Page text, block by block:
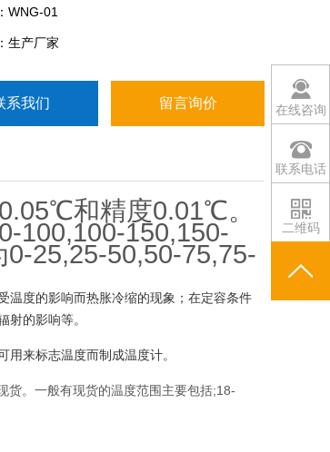
WNG-01
生产厂家
系我们 留言询价
和精度0.01℃。
100,100-150,150-
25,25-50,50-75,75-
温度的影响而热胀冷缩的现象；在定容条件
的影响等。
来标志温度而制成温度计。
。一般有现货的温度范围主要包括;18-
在线咨询
联系电话
二维码